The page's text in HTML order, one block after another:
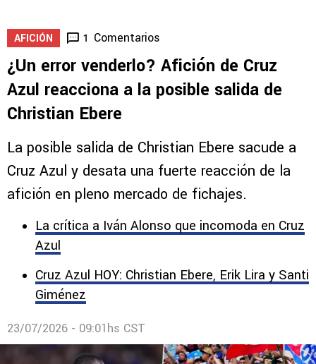
AFICIÓN 1 Comentarios
¿Un error venderlo? Afición de Cruz
Azul reacciona a la posible salida de
Christian Ebere
La posible salida de Christian Ebere sacude a
Cruz Azul y desata una fuerte reacción de la
afición en pleno mercado de fichajes.
La crítica a Iván Alonso que incomoda en Cruz
Azul
Cruz Azul HOY: Christian Ebere, Erik Lira y Santi
Giménez
23/07/2026 - 09:01hs CST